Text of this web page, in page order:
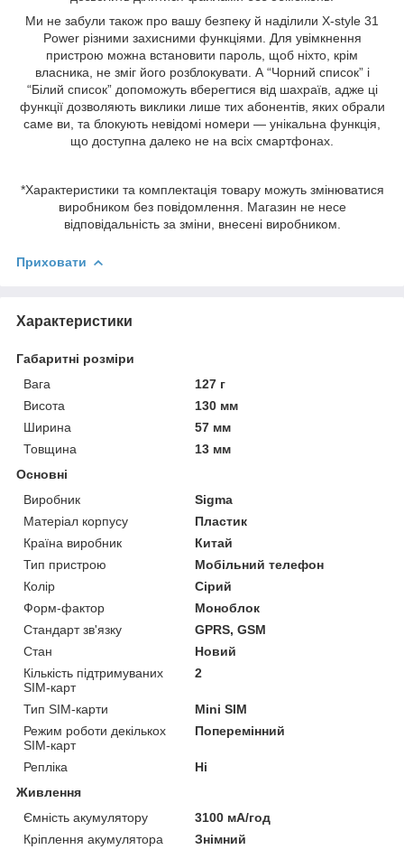
Ми не забули також про вашу безпеку й наділили X-style 31
Power різними захисними функціями. Для увімкнення
пристрою можна встановити пароль, щоб ніхто, крім
власника, не зміг його розблокувати. А “Чорний список” і
“Білий список” допоможуть вберегтися від шахраїв, адже ці
функції дозволяють виклики лише тих абонентів, яких обрали
саме ви, та блокують невідомі номери — унікальна функція,
що доступна далеко не на всіх смартфонах.
*Характеристики та комплектація товару можуть змінюватися
виробником без повідомлення. Магазин не несе
відповідальність за зміни, внесені виробником.
Приховати
Характеристики
Габаритні розміри
Вага
127 г
Висота
130 мм
Ширина
57 мм
Товщина
13 мм
Основні
Виробник
Sigma
Матеріал корпусу
Пластик
Країна виробник
Китай
Тип пристрою
Мобільний телефон
Колір
Сірий
Форм-фактор
Моноблок
Стандарт зв'язку
GPRS, GSM
Стан
Новий
Кількість підтримуваних
SIM-карт
2
Тип SIM-карти
Mini SIM
Режим роботи декількох
SIM-карт
Поперемінний
Репліка
Ні
Живлення
Ємність акумулятору
3100 мА/год
Кріплення акумулятора
Знімний